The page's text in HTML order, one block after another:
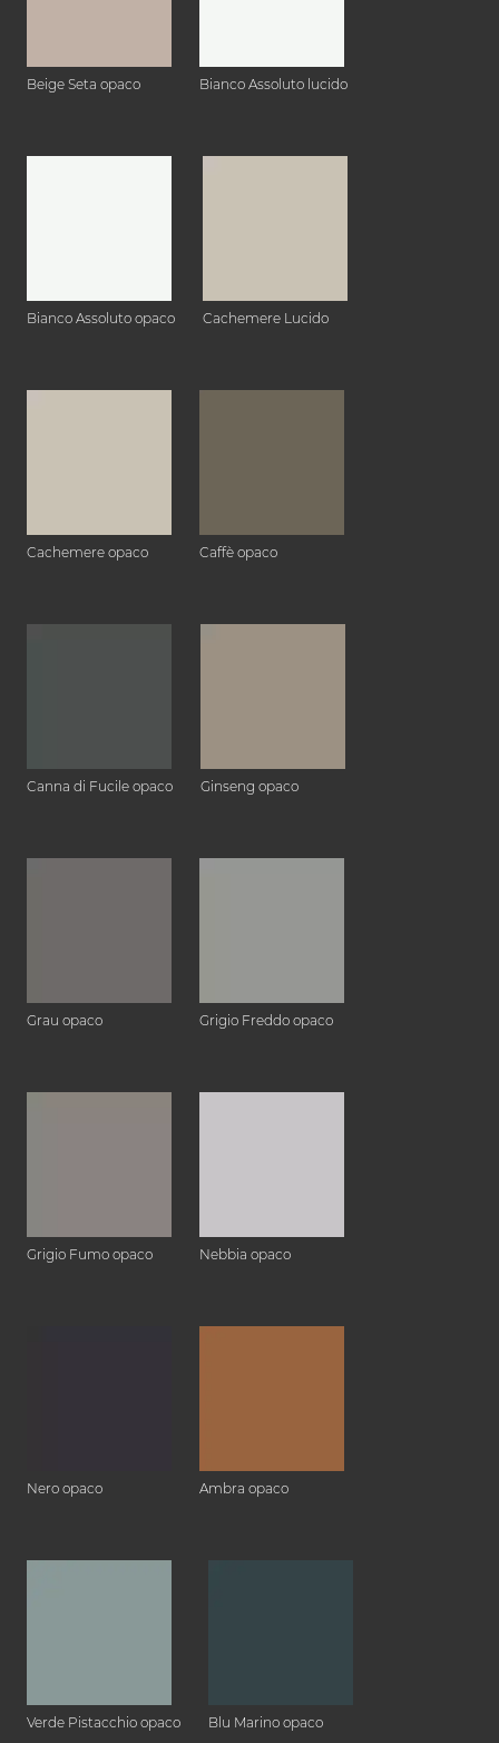
Beige Seta opaco Bianco Assoluto lucido
Bianco Assoluto opaco Cachemere Lucido
Cachemere opaco Caffè opaco
Canna di Fucile opaco Ginseng opaco
Grau opaco Grigio Freddo opaco
Grigio Fumo opaco Nebbia opaco
Nero opaco Ambra opaco
Verde Pistacchio opaco Blu Marino opaco